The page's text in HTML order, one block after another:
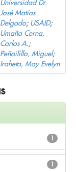
Universidad Dr.
José Matías
Delgado; USAID;
Umaña Cerna,
Carlos A.;
Peñailillo, Miguel;
Iraheta, May Evelyn
1
1